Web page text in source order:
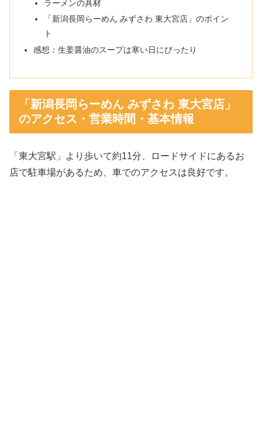
ラーメンの具材
「新潟長岡らーめん みずさわ 東大宮店」のポイン
ト
感想：生姜醤油のスープは寒い日にぴったり
「新潟長岡らーめん みずさわ 東大宮店」
のアクセス・営業時間・基本情報
「東大宮駅」より歩いて約11分、ロードサイドにあるお
店で駐車場があるため、車でのアクセスは良好です。